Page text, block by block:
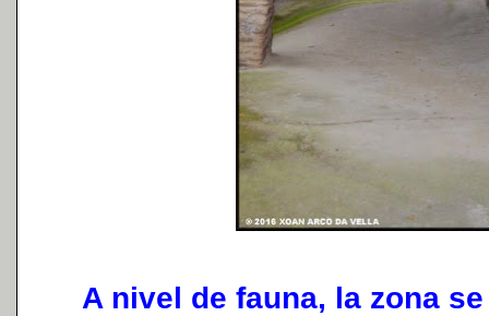
A nivel de fauna, la zona se